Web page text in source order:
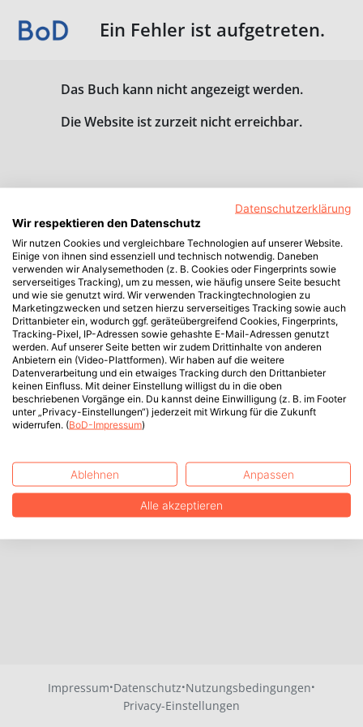
Ein Fehler ist aufgetreten.
Das Buch kann nicht angezeigt werden.
Die Website ist zurzeit nicht erreichbar.
Impressum·Datenschutz·Nutzungsbedingungen·
Privacy-Einstellungen
Datenschutzerklärung
Wir respektieren den Datenschutz
Wir nutzen Cookies und vergleichbare Technologien auf unserer Website.
Einige von ihnen sind essenziell und technisch notwendig. Daneben
verwenden wir Analysemethoden (z. B. Cookies oder Fingerprints sowie
serverseitiges Tracking), um zu messen, wie häufig unsere Seite besucht
und wie sie genutzt wird. Wir verwenden Trackingtechnologien zu
Marketingzwecken und setzen hierzu serverseitiges Tracking sowie auch
Drittanbieter ein, wodurch ggf. geräteübergreifend Cookies, Fingerprints,
Tracking-Pixel, IP-Adressen sowie gehashte E-Mail-Adressen genutzt
werden. Auf unserer Seite betten wir zudem Drittinhalte von anderen
Anbietern ein (Video-Plattformen). Wir haben auf die weitere
Datenverarbeitung und ein etwaiges Tracking durch den Drittanbieter
keinen Einfluss. Mit deiner Einstellung willigst du in die oben
beschriebenen Vorgänge ein. Du kannst deine Einwilligung (z. B. im Footer
unter „Privacy-Einstellungen“) jederzeit mit Wirkung für die Zukunft
widerrufen. (BoD-Impressum)
Ablehnen Anpassen
Alle akzeptieren